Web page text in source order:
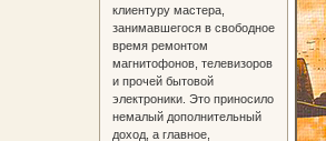
клиентуру мастера,
занимавшегося в свободное
время ремонтом
магнитофонов, телевизоров
и прочей бытовой
электроники. Это приносило
немалый дополнительный
доход, а главное,